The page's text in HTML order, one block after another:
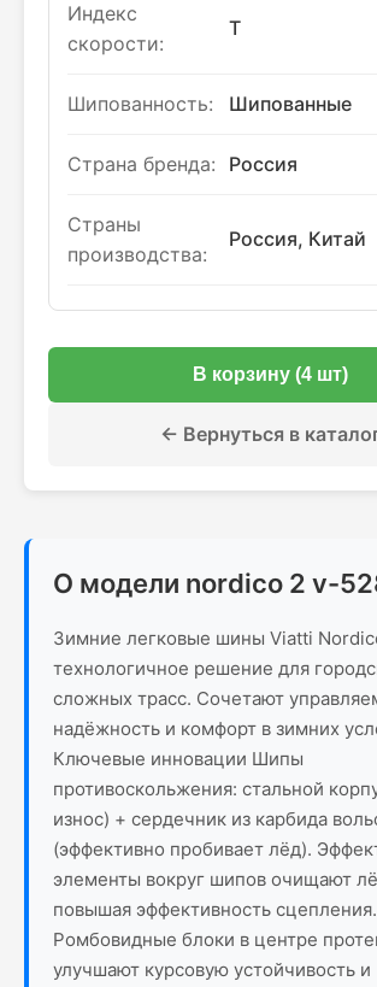
Индекс
скорости:
T
Шипованность: Шипованные
Страна бренда: Россия
Страны
производства:
Россия, Китай
В корзину (4 шт)
← Вернуться в
О модели nordico 2 v-
Зимние легковые шины Viatti
технологичное решение для
сложных трасс. Сочетают
надёжность и комфорт в зимних
Ключевые инновации Шипы
противоскольжения: стальной
износ) + сердечник из карбида
(эффективно пробивает лёд).
элементы вокруг шипов очищают
повышая эффективность сцепления.
Ромбовидные блоки в центре
улучшают курсовую устойчивость и